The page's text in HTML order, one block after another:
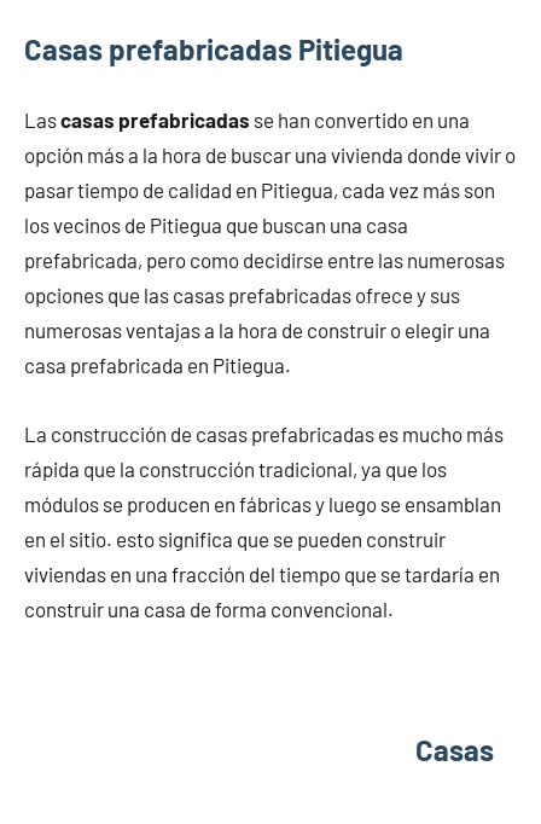
Casas prefabricadas Pitiegua
Lascasas prefabricadas se han convertido en una
opción más a la hora de buscar una vivienda donde vivir o
pasar tiempo de calidad en Pitiegua, cada vez más son
los vecinos de Pitiegua que buscan una casa
prefabricada, pero como decidirse entre las numerosas
opciones que las casas prefabricadas ofrece y sus
numerosas ventajas a la hora de construir o elegir una
casa prefabricada en Pitiegua.
La construcción de casas prefabricadas es mucho más
rápida que la construcción tradicional, ya que los
módulos se producen en fábricas y luego se ensamblan
en el sitio. esto significa que se pueden construir
viviendas en una fracción del tiempo que se tardaría en
construir una casa de forma convencional.
Casas